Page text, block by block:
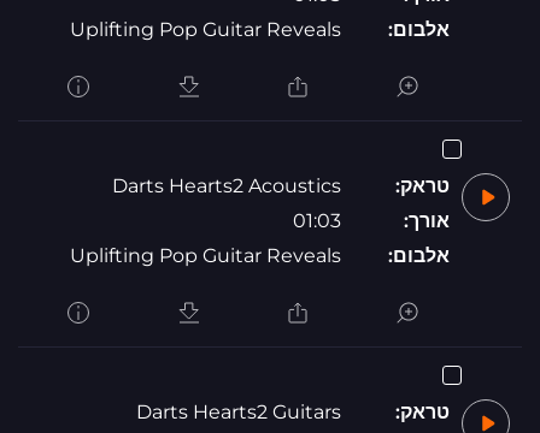
אלבום:
Uplifting Pop Guitar Reveals
טראק:
Darts Hearts2 Acoustics
אורך:
01:03
אלבום:
Uplifting Pop Guitar Reveals
טראק:
Darts Hearts2 Guitars